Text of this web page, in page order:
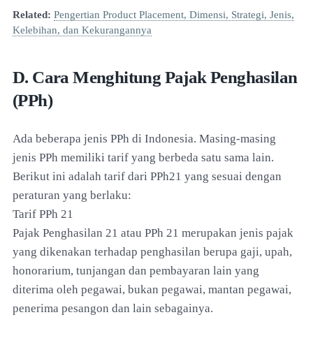
Related: Pengertian Product Placement, Dimensi, Strategi, Jenis,
Kelebihan, dan Kekurangannya
D. Cara Menghitung Pajak Penghasilan
(PPh)
Ada beberapa jenis PPh di Indonesia. Masing-masing
jenis PPh memiliki tarif yang berbeda satu sama lain.
Berikut ini adalah tarif dari PPh21 yang sesuai dengan
peraturan yang berlaku:
Tarif PPh 21
Pajak Penghasilan 21 atau PPh 21 merupakan jenis pajak
yang dikenakan terhadap penghasilan berupa gaji, upah,
honorarium, tunjangan dan pembayaran lain yang
diterima oleh pegawai, bukan pegawai, mantan pegawai,
penerima pesangon dan lain sebagainya.